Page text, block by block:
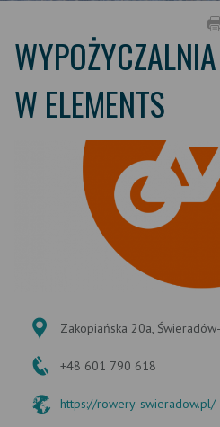
W ELEMENTS
Zakopiańska 20a,
+48 601 790 618
https://rowery-swieradow.pl/